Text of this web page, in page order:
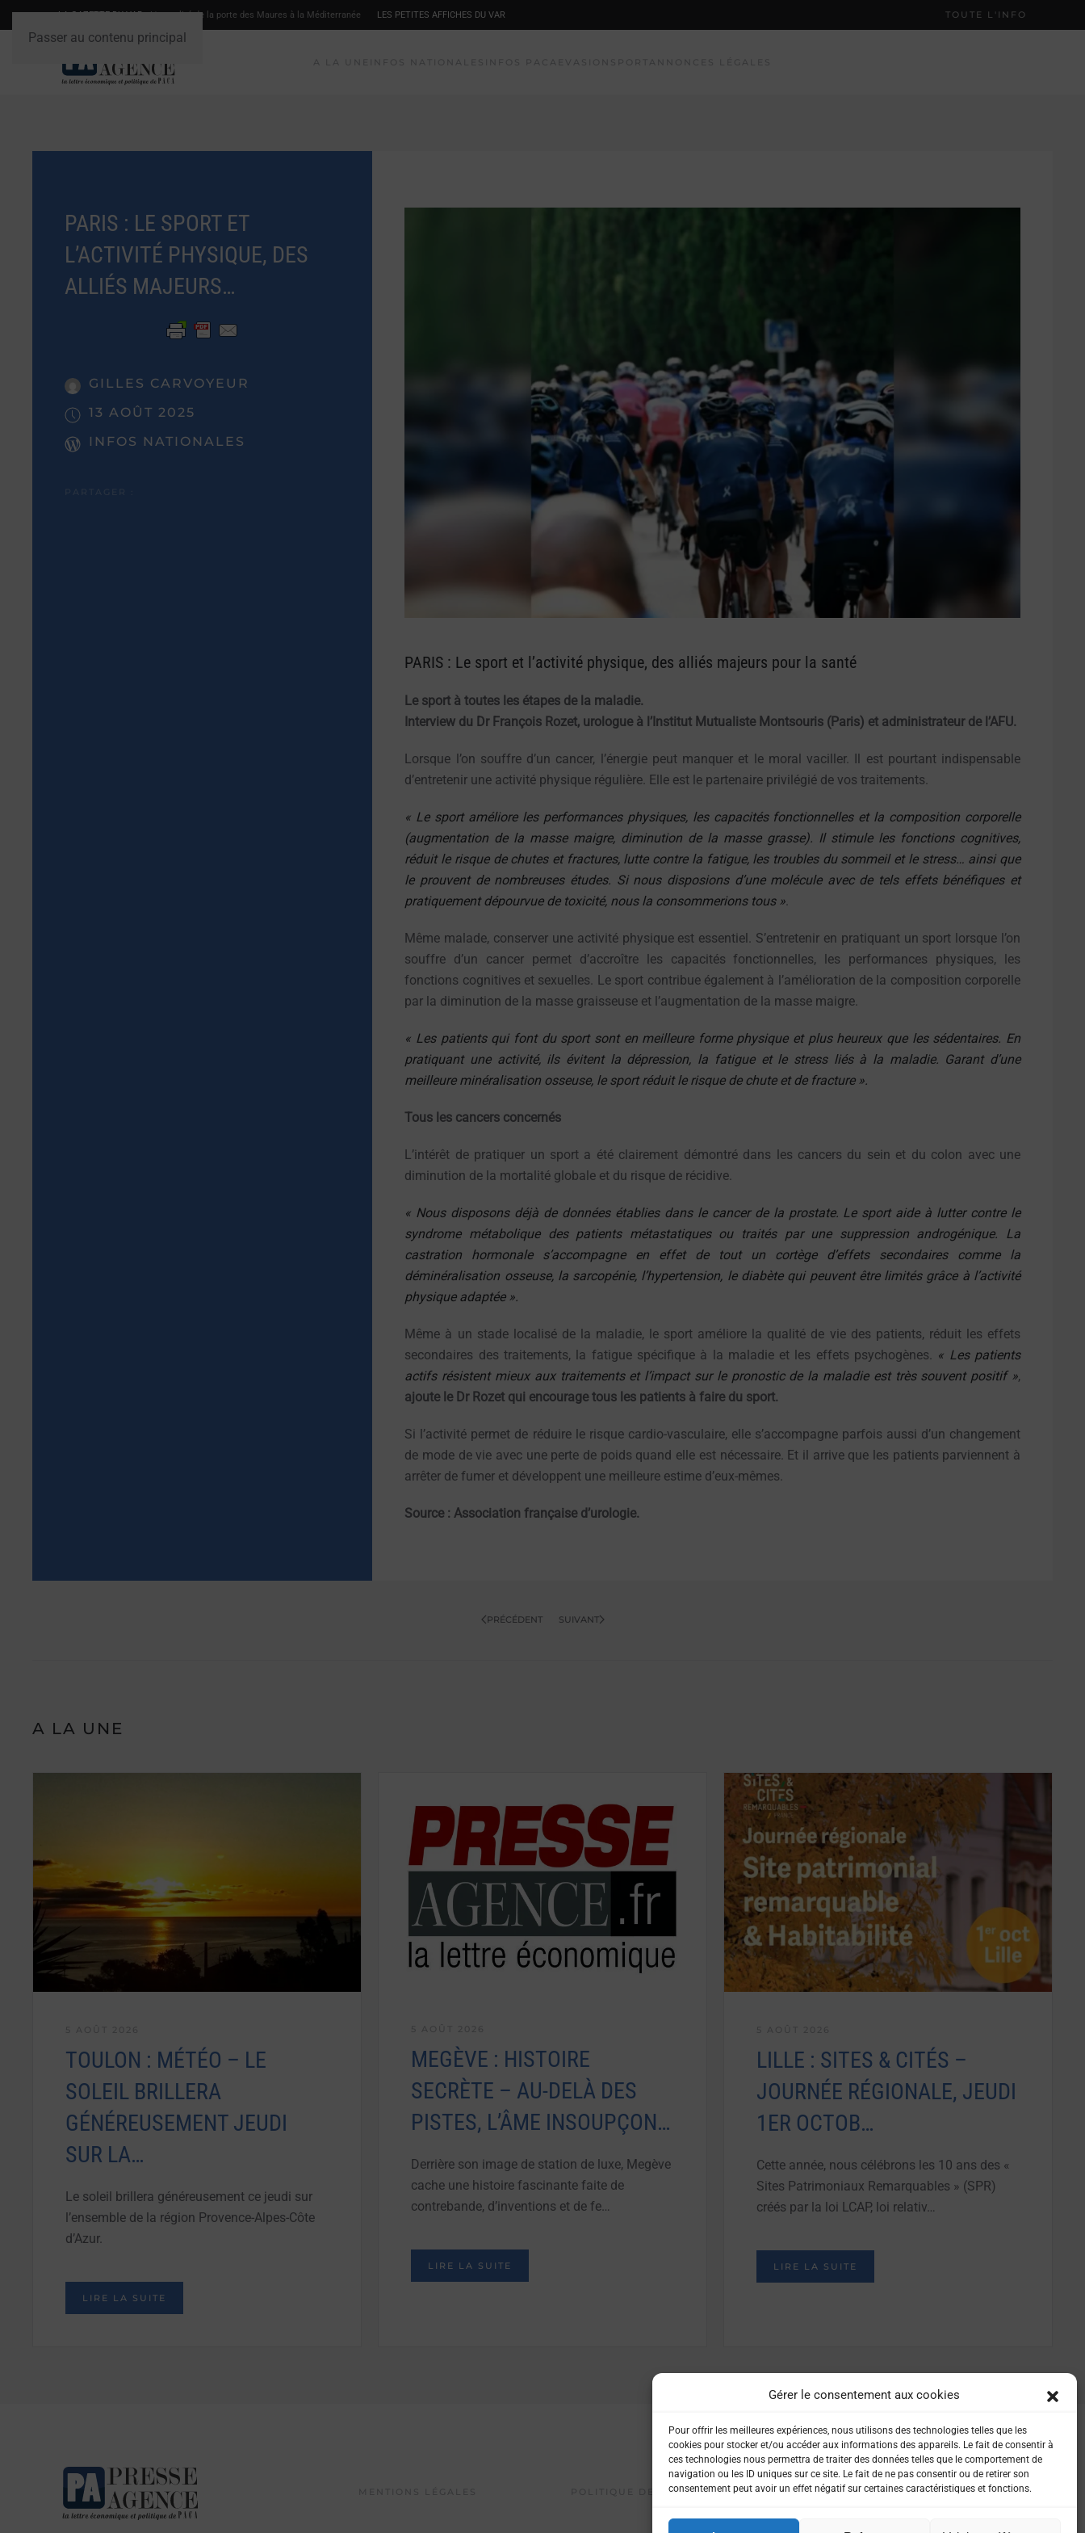
Gérer le consentement aux cookies
Pour offrir les meilleures expériences, nous utilisons des technologies telles que les
cookies pour stocker et/ou accéder aux informations des appareils. Le fait de consentir à
ces technologies nous permettra de traiter des données telles que le comportement de
navigation ou les ID uniques sur ce site. Le fait de ne pas consentir ou de retirer son
consentement peut avoir un effet négatif sur certaines caractéristiques et fonctions.
Passer au contenu principal
LA GAZETTE DU VAR- L'actualité de la porte des Maures à la Méditerranée LES PETITES AFFICHES DU VAR TOUTE L'INFO
PARIS : LE SPORT ET
L’ACTIVITÉ PHYSIQUE, DES
ALLIÉS MAJEURS…
GILLES CARVOYEUR
13 AOÛT 2025
INFOS NATIONALES
PARIS : Le sport et l’activité physique, des alliés majeurs pour la santé
Le sport à toutes les étapes de la maladie.
Interview du Dr François Rozet, urologue à l’Institut Mutualiste Montsouris (Paris) et administrateur de l’AFU.
Lorsque l’on souffre d’un cancer, l’énergie peut manquer et le moral vaciller. Il est pourtant indispensable
d’entretenir une activité physique régulière. Elle est le partenaire privilégié de vos traitements.
« Le sport améliore les performances physiques, les capacités fonctionnelles et la composition corporelle
(augmentation de la masse maigre, diminution de la masse grasse). Il stimule les fonctions cognitives,
réduit le risque de chutes et fractures, lutte contre la fatigue, les troubles du sommeil et le stress… ainsi que
le prouvent de nombreuses études. Si nous disposions d’une molécule avec de tels effets bénéfiques et
pratiquement dépourvue de toxicité, nous la consommerions tous ».
Même malade, conserver une activité physique est essentiel. S’entretenir en pratiquant un sport lorsque l’on
souffre d’un cancer permet d’accroître les capacités fonctionnelles, les performances physiques, les
fonctions cognitives et sexuelles. Le sport contribue également à l’amélioration de la composition corporelle
par la diminution de la masse graisseuse et l’augmentation de la masse maigre.
« Les patients qui font du sport sont en meilleure forme physique et plus heureux que les sédentaires. En
pratiquant une activité, ils évitent la dépression, la fatigue et le stress liés à la maladie. Garant d’une
meilleure minéralisation osseuse, le sport réduit le risque de chute et de fracture ».
Tous les cancers concernés
L’intérêt de pratiquer un sport a été clairement démontré dans les cancers du sein et du colon avec une
diminution de la mortalité globale et du risque de récidive.
« Nous disposons déjà de données établies dans le cancer de la prostate. Le sport aide à lutter contre le
syndrome métabolique des patients métastatiques ou traités par une suppression androgénique. La
castration hormonale s’accompagne en effet de tout un cortège d’effets secondaires comme la
déminéralisation osseuse, la sarcopénie, l’hypertension, le diabète qui peuvent être limités grâce à l’activité
physique adaptée ».
Même à un stade localisé de la maladie, le sport améliore la qualité de vie des patients, réduit les effets
secondaires des traitements, la fatigue spécifique à la maladie et les effets psychogènes. « Les patients
actifs résistent mieux aux traitements et l’impact sur le pronostic de la maladie est très souvent positif »,
ajoute le Dr Rozet qui encourage tous les patients à faire du sport.
Si l’activité permet de réduire le risque cardio-vasculaire, elle s’accompagne parfois aussi d’un changement
de mode de vie avec une perte de poids quand elle est nécessaire. Et il arrive que les patients parviennent à
arrêter de fumer et développent une meilleure estime d’eux-mêmes.
Source : Association française d’urologie.
PRÉCÉDENT SUIVANT
A LA UNE
TOULON : MÉTÉO – LE
SOLEIL BRILLERA
GÉNÉREUSEMENT JEUDI
SUR LA…
Le soleil brillera généreusement ce jeudi sur
l’ensemble de la région Provence-Alpes-Côte
d’Azur.
LIRE LA SUITE
MEGÈVE : HISTOIRE
SECRÈTE – AU-DELÀ DES
PISTES, L’ÂME INSOUPÇON…
Derrière son image de station de luxe, Megève
cache une histoire fascinante faite de
contrebande, d’inventions et de fe…
LIRE LA SUITE
LILLE : SITES & CITÉS –
JOURNÉE RÉGIONALE, JEUDI
1ER OCTOB…
Cette année, nous célébrons les 10 ans des «
Sites Patrimoniaux Remarquables » (SPR)
créés par la loi LCAP, loi relativ…
LIRE LA SUITE
POLITIQUE DE CONFIDENTIALITÉ